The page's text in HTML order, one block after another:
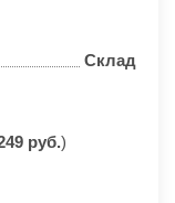
Склад
руб.)